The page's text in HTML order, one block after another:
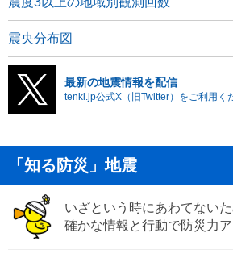
震央分布図
最新の地震情報を配信
tenki.jp公式X（旧Twitter）をご利用く
「知る防災」地震
いざという時にあわてない
確かな情報と行動で防災力